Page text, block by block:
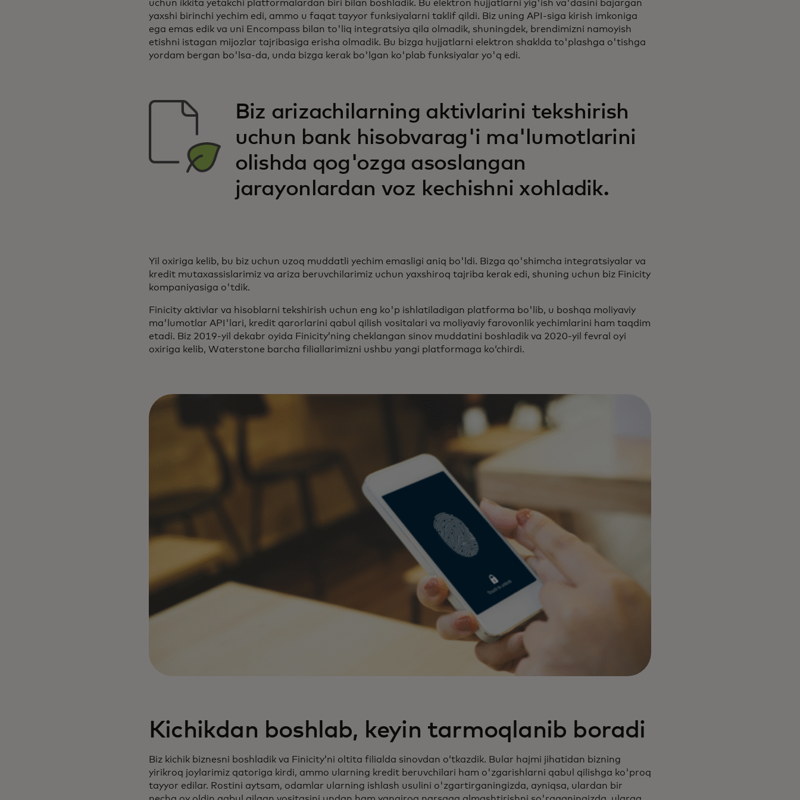
uchun ikkita yetakchi platformalardan biri bilan boshladik. Bu elektron hujjatlarni yig'ish va'dasini bajargan
yaxshi birinchi yechim edi, ammo u faqat tayyor funksiyalarni taklif qildi. Biz uning API-siga kirish imkoniga
ega emas edik va uni Encompass bilan to'liq integratsiya qila olmadik, shuningdek, brendimizni namoyish
etishni istagan mijozlar tajribasiga erisha olmadik. Bu bizga hujjatlarni elektron shaklda to'plashga o'tishga
yordam bergan bo'lsa-da, unda bizga kerak bo'lgan ko'plab funksiyalar yo'q edi.
Biz arizachilarning aktivlarini tekshirish
uchun bank hisobvarag'i ma'lumotlarini
olishda qog'ozga asoslangan
jarayonlardan voz kechishni xohladik.
Yil oxiriga kelib, bu biz uchun uzoq muddatli yechim emasligi aniq bo'ldi. Bizga qo'shimcha integratsiyalar va
kredit mutaxassislarimiz va ariza beruvchilarimiz uchun yaxshiroq tajriba kerak edi, shuning uchun biz Finicity
kompaniyasiga o'tdik.
Finicity aktivlar va hisoblarni tekshirish uchun eng ko'p ishlatiladigan platforma bo'lib, u boshqa moliyaviy
ma'lumotlar API'lari, kredit qarorlarini qabul qilish vositalari va moliyaviy farovonlik yechimlarini ham taqdim
etadi. Biz 2019-yil dekabr oyida Finicity’ning cheklangan sinov muddatini boshladik va 2020-yil fevral oyi
oxiriga kelib, Waterstone barcha filiallarimizni ushbu yangi platformaga ko‘chirdi.
Kichikdan boshlab, keyin tarmoqlanib boradi
Biz kichik biznesni boshladik va Finicity’ni oltita filialda sinovdan o‘tkazdik. Bular hajmi jihatidan bizning
yirikroq joylarimiz qatoriga kirdi, ammo ularning kredit beruvchilari ham o'zgarishlarni qabul qilishga ko'proq
tayyor edilar. Rostini aytsam, odamlar ularning ishlash usulini o'zgartirganingizda, ayniqsa, ulardan bir